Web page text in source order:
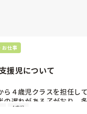
お仕事
援児について
ら４歳児クラスを担任して
の遅れがある子がおり、
4歳児